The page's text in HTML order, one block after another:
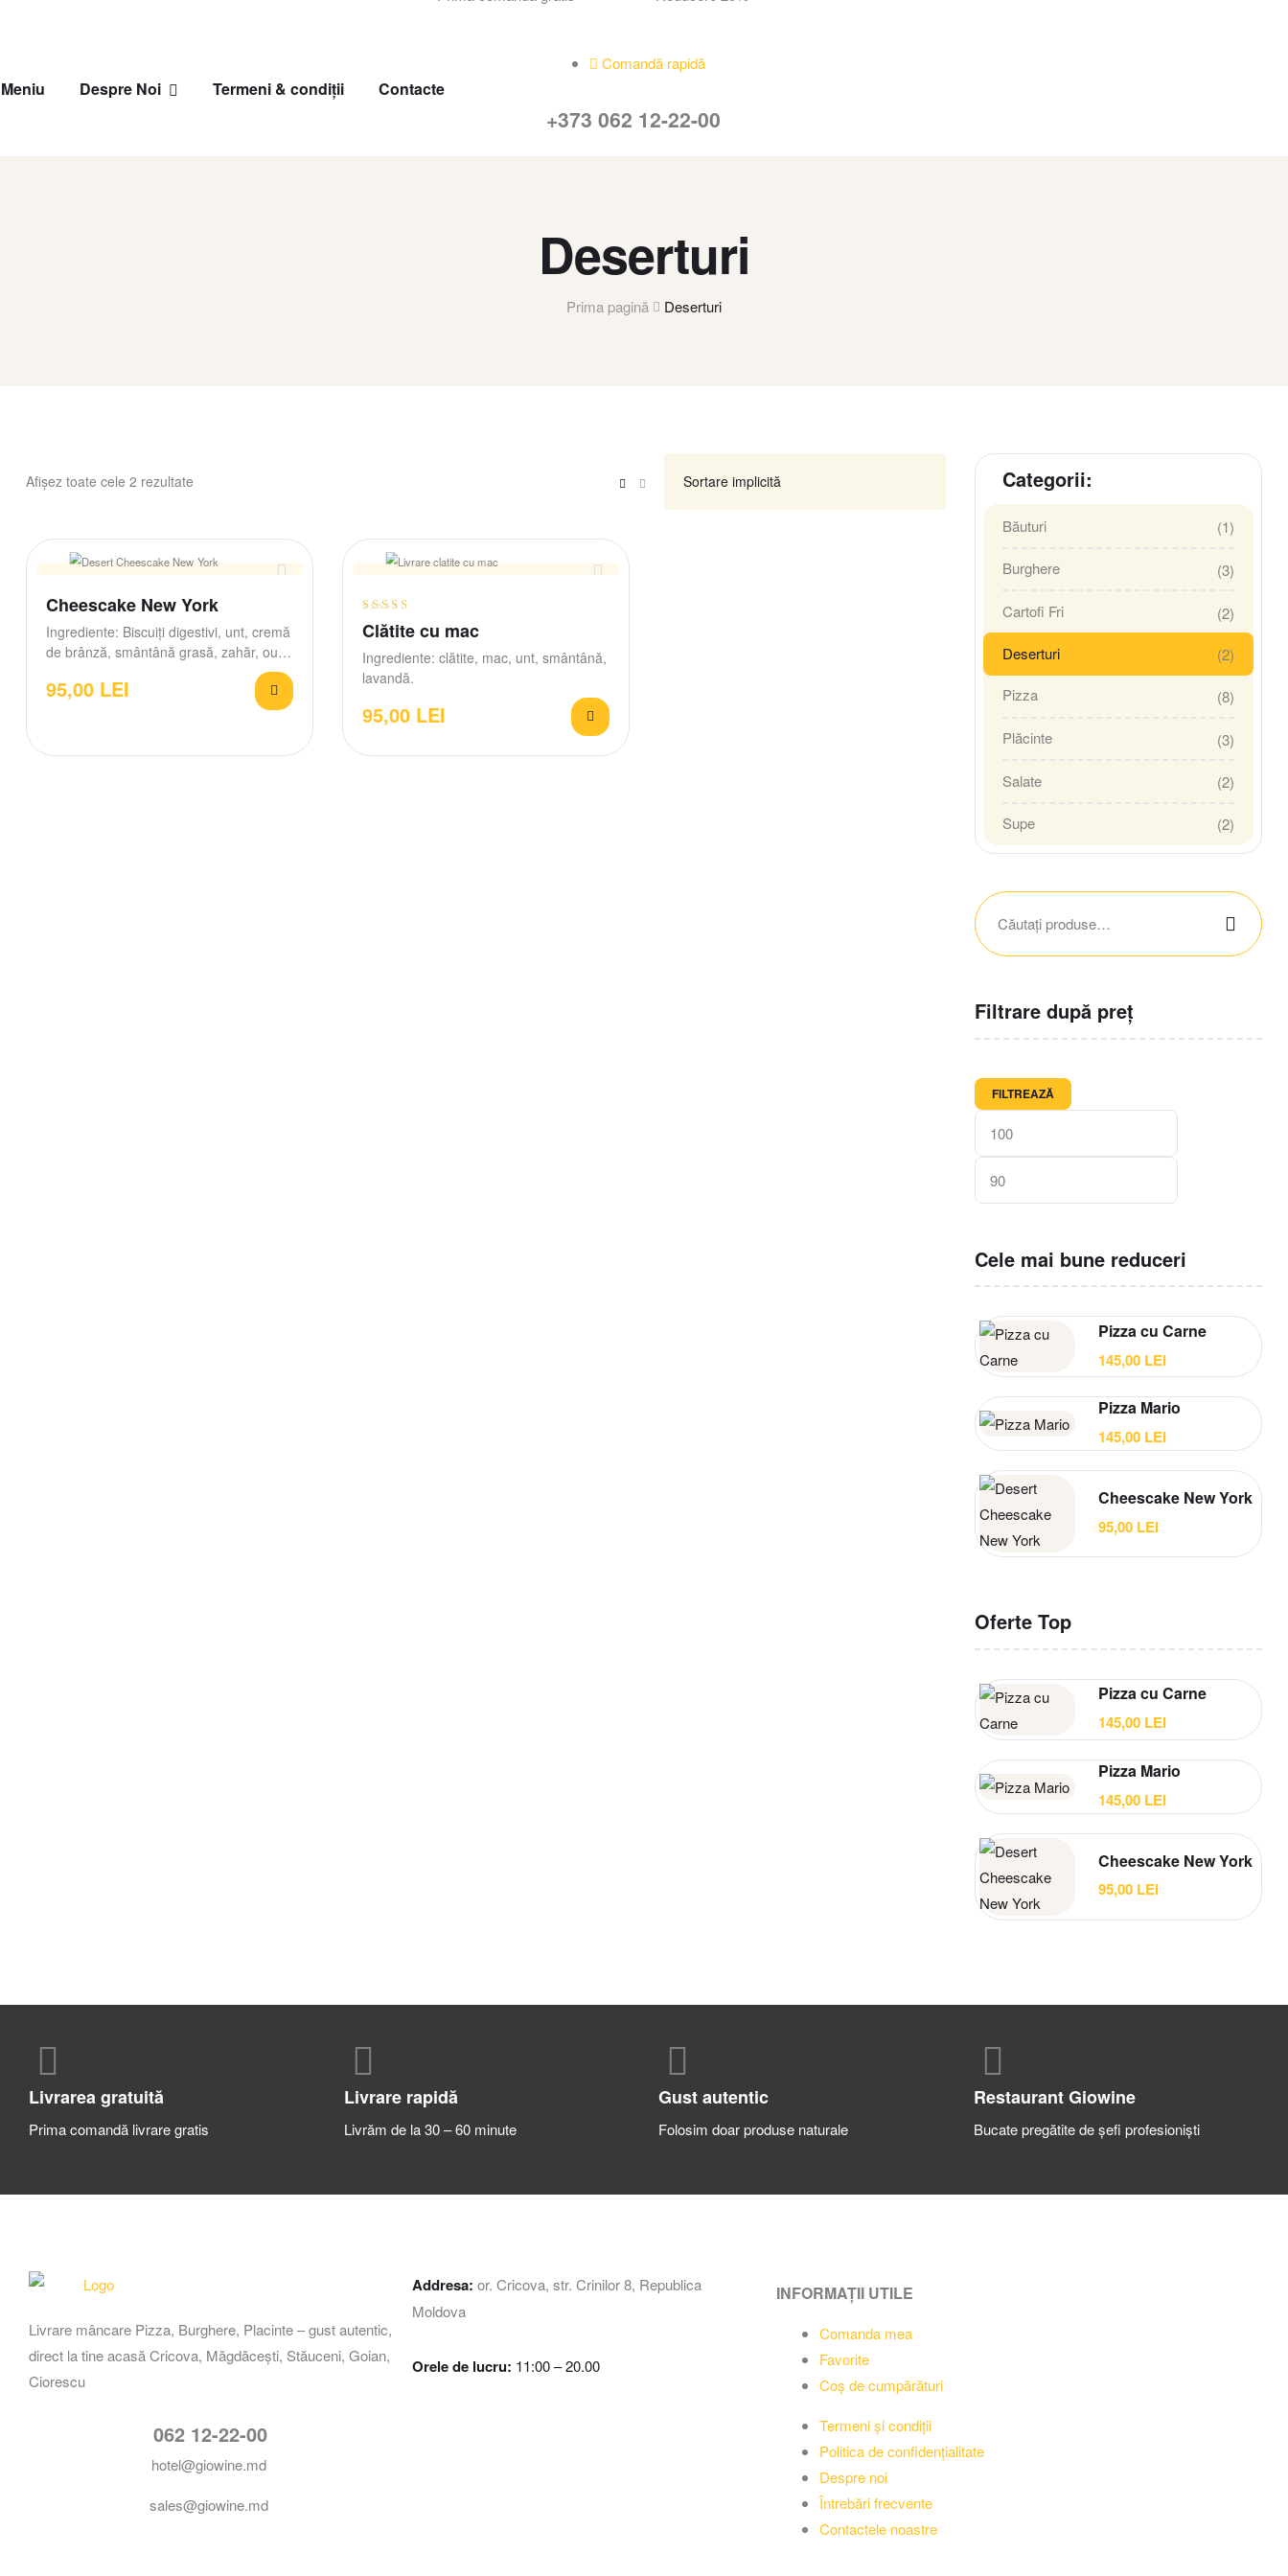
Meniu Despre Noi Termeni & condiții Contacte
Comandă rapidă
+373 062 12-22-00
Deserturi
Prima pagină Deserturi
Afișez toate cele 2 rezultate
Cheescake New York
Ingrediente: Biscuiți digestivi, unt, cremă
de brânză, smântână grasă, zahăr, ouă,
95,00 LEI
Evaluat la
Clătite cu mac
Ingrediente: clătite, mac, unt, smântână,
lavandă.
95,00 LEI
Categorii:
Băuturi (1)
Burghere (3)
Cartofi Fri (2)
Deserturi (2)
Pizza (8)
Plăcinte (3)
Salate (2)
Supe (2)
Filtrare după preț
FILTREAZĂ
Cele mai bune reduceri
Pizza cu Carne
145,00 LEI
Pizza Mario
145,00 LEI
Cheescake New York
95,00 LEI
Oferte Top
Pizza cu Carne
145,00 LEI
Pizza Mario
145,00 LEI
Cheescake New York
95,00 LEI
Livrarea gratuită
Prima comandă livrare gratis
Livrare rapidă
Livrăm de la 30 – 60 minute
Gust autentic
Folosim doar produse naturale
Restaurant Giowine
Bucate pregătite de șefi profesioniști
Livrare mâncare Pizza, Burghere, Placinte – gust autentic,
direct la tine acasă Cricova, Măgdăcești, Stăuceni, Goian,
Ciorescu
062 12-22-00
hotel@giowine.md
sales@giowine.md
Addresa: or. Cricova, str. Crinilor 8, Republica
Moldova
Orele de lucru: 11:00 – 20.00
INFORMAȚII UTILE
Comanda mea
Favorite
Coș de cumpărături
Termeni și condiții
Politica de confidențialitate
Despre noi
Întrebări frecvente
Contactele noastre